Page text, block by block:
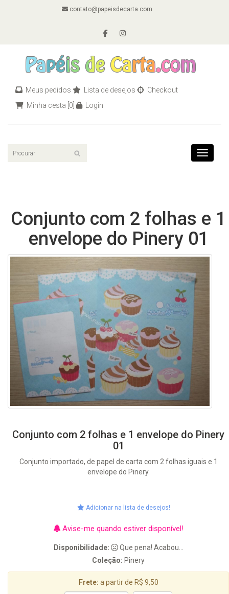
contato@papeisdecarta.com
Meus pedidos Lista de desejos
Checkout
Minha cesta [0] Login
Toggle
Conjunto com 2 folhas e 1
envelope do Pinery 01
Conjunto com 2 folhas e 1 envelope do Pinery
01
Conjunto importado, de papel de carta com 2 folhas iguais e 1
envelope do Pinery.
Adicionar na lista de desejos!
Avise-me quando estiver disponível!
Disponibilidade:
Que pena! Acabou...
Coleção: Pinery
Frete: a partir de R$ 9,50